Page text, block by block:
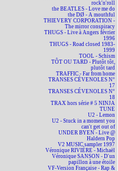
rock'n'roll
the BEATLES - Love me do
the DØ - A mouthful
THIEVERY CORPORATION -
The mirror conspiracy
THUGS - Live à Angers février
1996
THUGS - Road closed 1983-
1999
TOOL - Schism
TÔT OU TARD - Plutôt tôt,
plutôt tard
TRAFFIC - Far from home
TRANSES CÉVENOLES N°
17
TRANSES CÉVENOLES N°
18
TRAX hors série # 5 NINJA
TUNE
U2 - Lemon
U2 - Stuck in a moment you
can't get out of
UNDER BYEN - Live @
Haldern Pop
V2 MUSIC sampler 1997
Véronique RIVIÈRE - Michaël
Véronique SANSON - D'un
papillon à une étoile
VF-Version Française - Rap &